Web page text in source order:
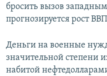
бросить вызов
прогнозируется рост
Деньги на военные
значительной степени
набитой